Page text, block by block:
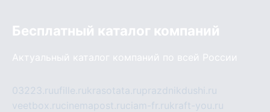
Бесплатный каталог компаний
Актуальный каталог компаний по всей России
03223.ruufille.rukrasotata.ruprazdnikdushi.ru
veetbox.rucinemapost.ruciam-fr.rukraft-you.ru